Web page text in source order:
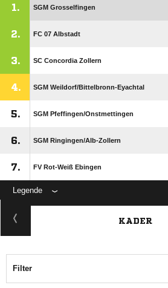
1. SGM Grosselfingen
2. FC 07 Albstadt
3. SC Concordia Zollern
4. SGM Weildorf/​Bittelbronn-Eyachtal
5. SGM Pfeffingen/​Onstmettingen
6. SGM Ringingen/​Alb-Zollern
7. FV Rot-Weiß Ebingen
Legende
KADER
Filter